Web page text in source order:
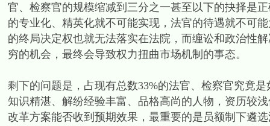
官、检察官的规模缩减到三分之一甚至以下的抉择是
的专业化、精英化就不可能实现，法官的待遇就不可
的终局决定权也就无法落实在法院，而缠讼和政治性
穷的机会，最终会导致权力扭曲市场机制的事态。
剩下的问题是，占现有总数33%的法官、检察官究竟
知识精湛、解纷经验丰富、品格高尚的人物，资历较
改革方案能否收到预期效果，最重要的是员额制下遴